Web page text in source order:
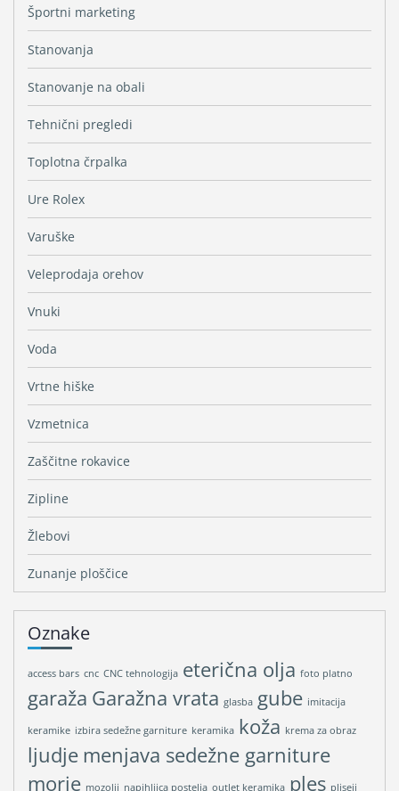
Športni marketing
Stanovanja
Stanovanje na obali
Tehnični pregledi
Toplotna črpalka
Ure Rolex
Varuške
Veleprodaja orehov
Vnuki
Voda
Vrtne hiške
Vzmetnica
Zaščitne rokavice
Zipline
Žlebovi
Zunanje ploščice
Oznake
access bars cnc CNC tehnologija eterična olja foto platno
garaža Garažna vrata glasba gube imitacija
keramike izbira sedežne garniture keramika koža krema za obraz
ljudje menjava sedežne garniture
morje mozolji napihljica postelja outlet keramika ples pliseji